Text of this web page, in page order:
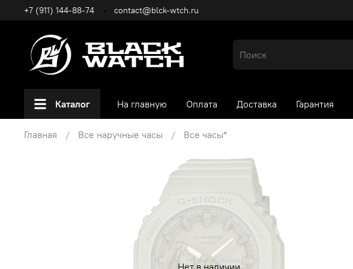
+7 (911) 144-88-74 contact@blck-wtch.ru
Каталог На главную Оплата Доставка Гарантия
Главная Все наручные часы Все часы*
Нет в наличии